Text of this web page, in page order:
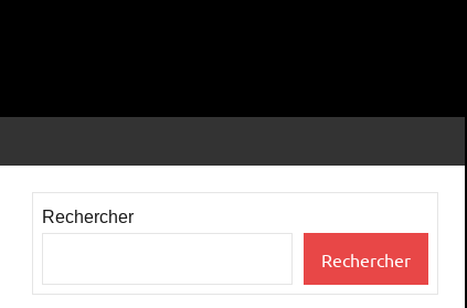
Rechercher
Rechercher